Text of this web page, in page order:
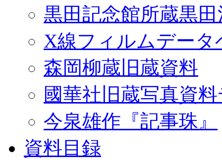
黒田記念館所蔵黒
X線フィルムデータ
森岡柳蔵旧蔵資料
國華社旧蔵写真資
今泉雄作『記事珠』
資料目録